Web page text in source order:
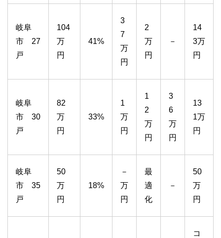
岐阜
市 27
戸
104
万
円
41%
3
7
万
円
2
万
円
－
14
3万
円
岐阜
市 30
戸
82
万
円
33%
1
万
円
1
2
万
円
3
6
万
円
13
1万
円
岐阜
市 35
戸
50
万
円
18%
－
万
円
最
適
化
－
50
万
円
コ